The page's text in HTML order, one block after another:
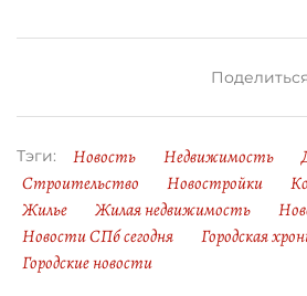
Тэги: Новость Недвижимость
Строительство
Новостройки
Жилье
Жилая недвижимость
Новости СПб сегодня
Городская
Городские новости